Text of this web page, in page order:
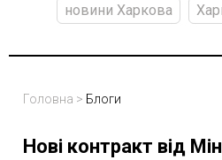
новини Харкова
Головна > Блоги
Нові контракт від